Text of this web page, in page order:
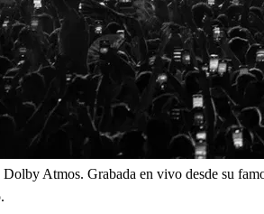
Atmos. Grabada en vivo desde su